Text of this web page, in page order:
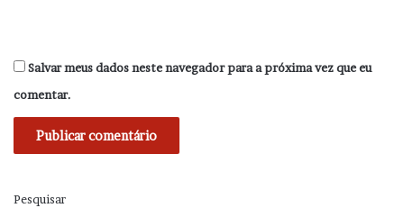
Salvar meus dados neste navegador para a próxima vez que eu
comentar.
Pesquisar